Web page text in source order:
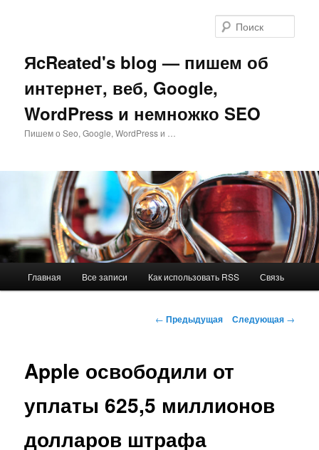
ЯcReated's blog — пишем об
интернет, веб, Google,
WordPress и немножко SEO
Пишем о Seo, Google, WordPress и …
Главная Все записи Как использовать RSS Связь
Навигация
← Предыдущая Следующая →
Apple освободили от
уплаты 625,5 миллионов
долларов штрафа